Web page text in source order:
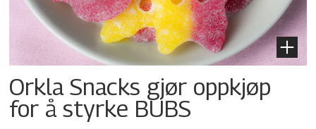
Orkla Snacks gjør oppkjøp
for å styrke BUBS